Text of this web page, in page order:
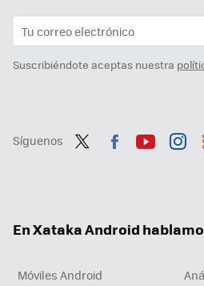
Suscribiéndote aceptas nuestra
Síguenos
En Xataka Android
Móviles Android